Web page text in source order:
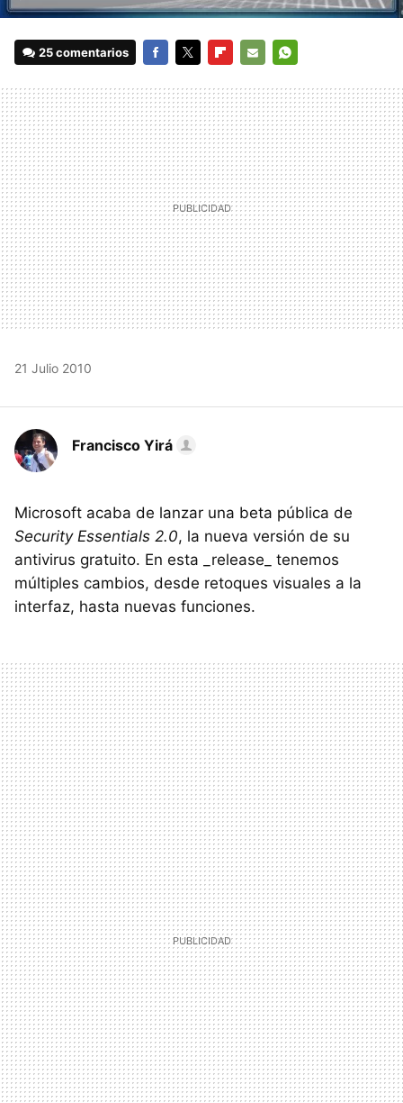
25 comentarios
MAIL
21 Julio 2010
Francisco Yirá
Microsoft acaba de lanzar una beta pública de
Security Essentials 2.0, la nueva versión de su
antivirus gratuito. En esta _release_ tenemos
múltiples cambios, desde retoques visuales a la
interfaz, hasta nuevas funciones.